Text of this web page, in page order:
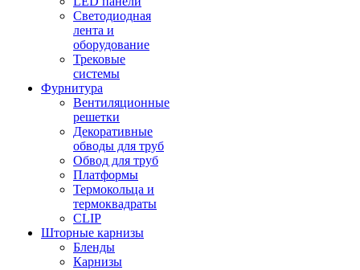
Светодиодная
лента и
оборудование
Трековые
системы
Фурнитура
Вентиляционные
решетки
Декоративные
обводы для труб
Обвод для труб
Платформы
Термокольца и
термоквадраты
CLIP
Шторные карнизы
Бленды
Карнизы